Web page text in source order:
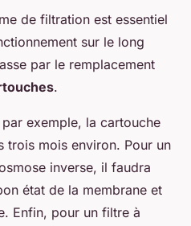
de filtration est essentiel
sur le long
par le remplacement
.
exemple, la cartouche
trois mois environ. Pour un
inverse, il faudra
état de la membrane et
Enfin, pour un filtre à